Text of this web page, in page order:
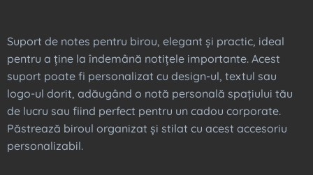
Suport de notes pentru birou, elegant și practic, ideal
pentru a ține la îndemână notițele importante. Acest
suport poate fi personalizat cu design-ul, textul sau
logo-ul dorit, adăugând o notă personală spațiului tău
de lucru sau fiind perfect pentru un cadou corporate.
Păstrează biroul organizat și stilat cu acest accesoriu
personalizabil.